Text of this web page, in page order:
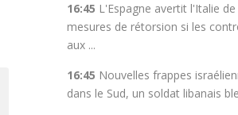
16:45 L'Espagne avertit l'Italie de
mesures de rétorsion si les
aux ...
16:45 Nouvelles frappes
dans le Sud, un soldat libanais